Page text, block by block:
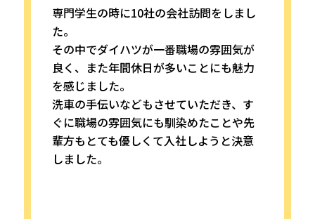
専門学生の時に10社の会社訪問をしまし
た。
その中でダイハツが一番職場の雰囲気が
良く、また年間休日が多いことにも魅力
を感じました。
洗車の手伝いなどもさせていただき、す
ぐに職場の雰囲気にも馴染めたことや先
輩方もとても優しくて入社しようと決意
しました。